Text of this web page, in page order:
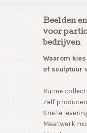
Beelden
voor
bedrijven
Waarom
of sculptuur
Ruime
Zelf
Snelle
Maatwerk